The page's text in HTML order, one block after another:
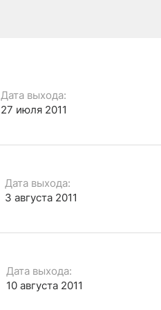
Дата выхода:
27 июля 2011
Дата выхода:
3 августа 2011
Дата выхода:
10 августа 2011